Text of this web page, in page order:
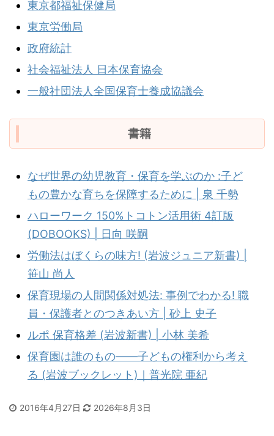
東京都福祉保健局
東京労働局
政府統計
社会福祉法人 日本保育協会
一般社団法人全国保育士養成協議会
書籍
なぜ世界の幼児教育・保育を学ぶのか :子ど
もの豊かな育ちを保障するために | 泉 千勢
ハローワーク 150%トコトン活用術 4訂版
(DOBOOKS) | 日向 咲嗣
労働法はぼくらの味方! (岩波ジュニア新書) |
笹山 尚人
保育現場の人間関係対処法: 事例でわかる! 職
員・保護者とのつきあい方 | 砂上 史子
ルポ 保育格差 (岩波新書) | 小林 美希
保育園は誰のもの――子どもの権利から考え
る (岩波ブックレット)｜普光院 亜紀
2016年4月27日 2026年8月3日